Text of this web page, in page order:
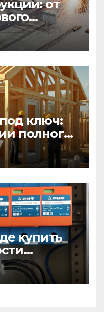
от
ключ:
полного
купить
от